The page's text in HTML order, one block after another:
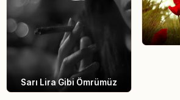
Sarı Lira Gibi Ömrümüz